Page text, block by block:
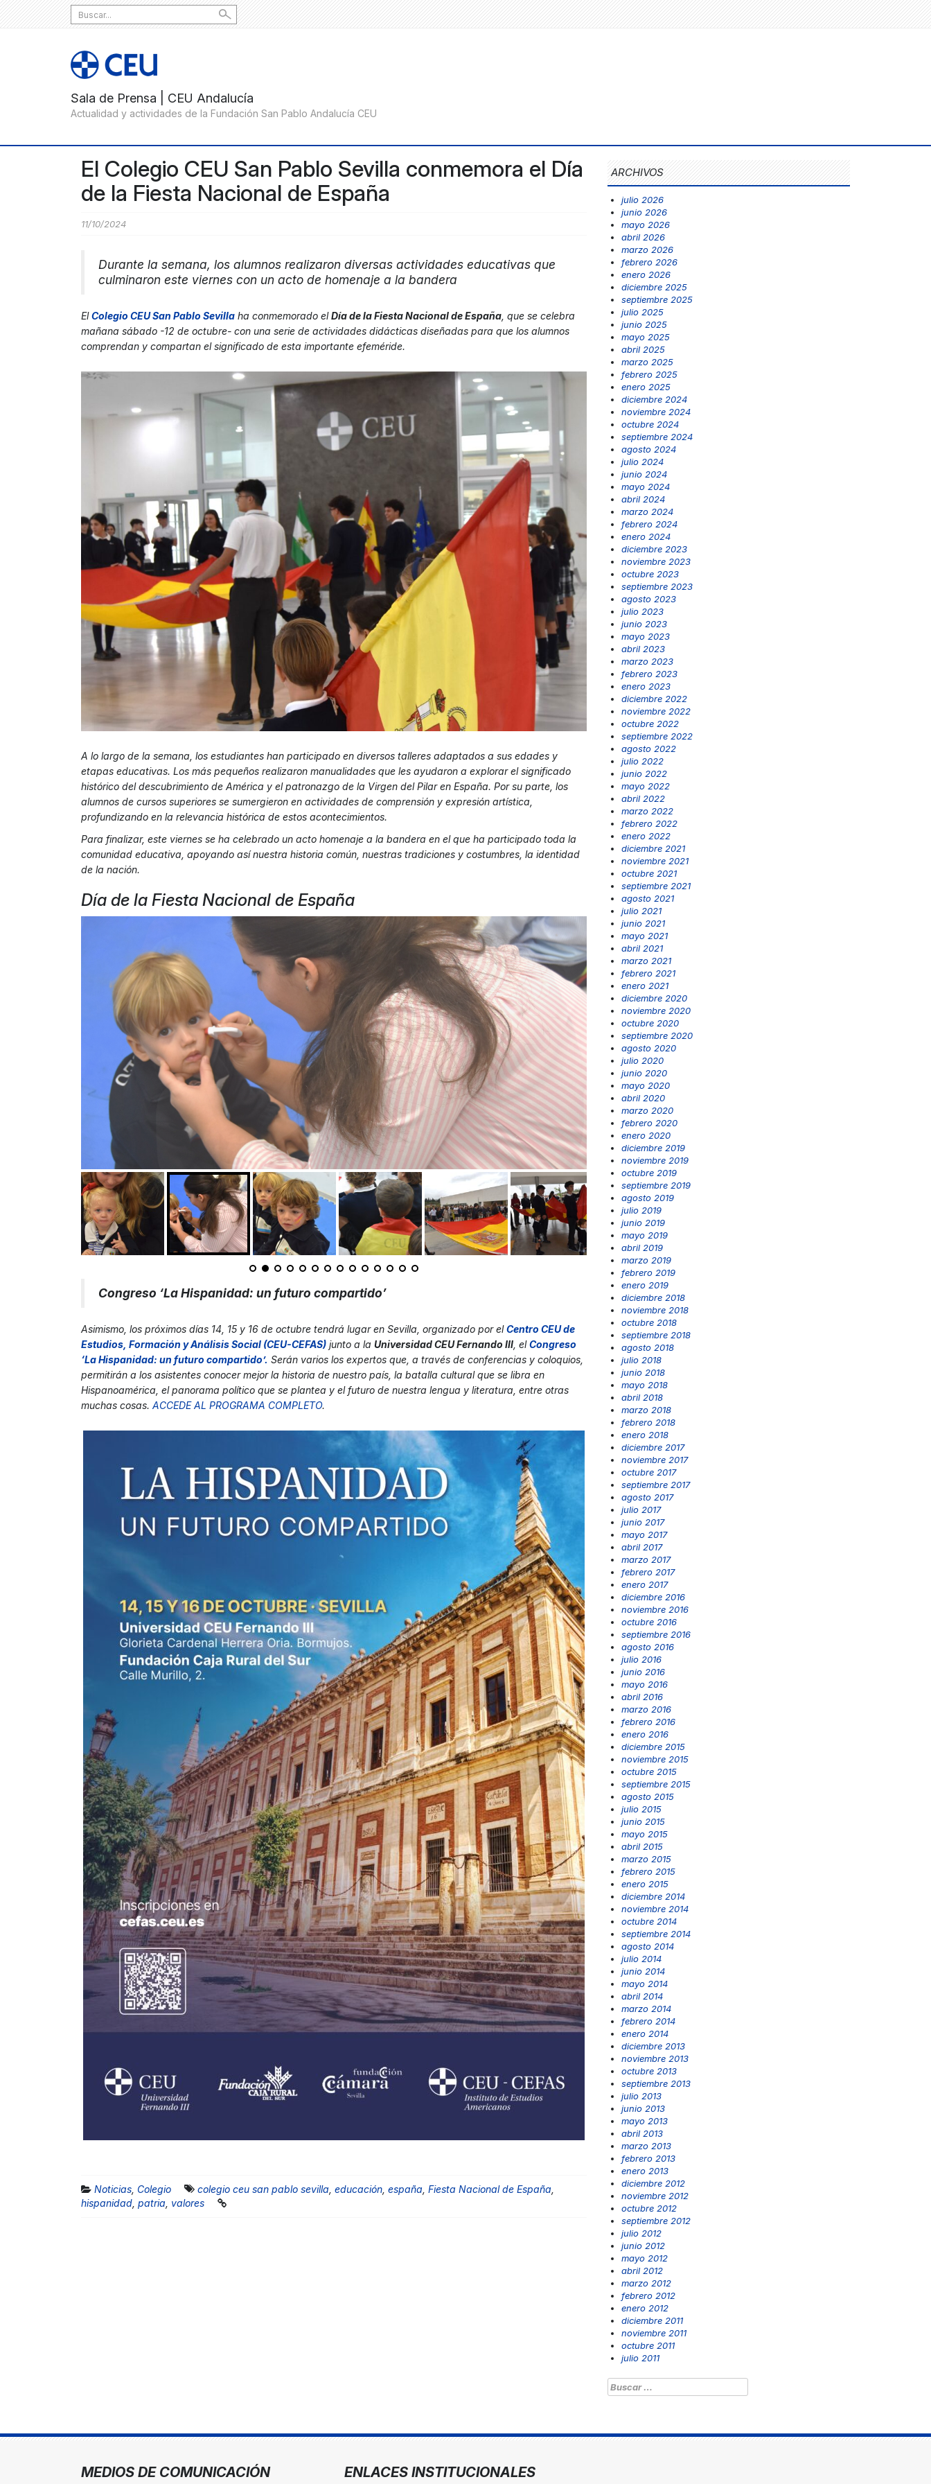
Search
for:
El Colegio CEU San Pablo Sevilla conmemora el Día
de la Fiesta Nacional de España
11/10/2024
Durante la semana, los alumnos realizaron diversas actividades educativas que
culminaron este viernes con un acto de homenaje a la bandera
ElColegio CEU San Pablo Sevilla ha conmemorado elDía de la Fiesta Nacional de España , que se celebra
mañana sábado -12 de octubre- con una serie de actividades didácticas diseñadas para que los alumnos
comprendan y compartan el significado de esta importante efeméride.
A lo largo de la semana, los estudiantes han participado en diversos talleres adaptados a sus edades y
etapas educativas. Los más pequeños realizaron manualidades que les ayudaron a explorar el significado
histórico del descubrimiento de América y el patronazgo de la Virgen del Pilar en España. Por su parte, los
alumnos de cursos superiores se sumergieron en actividades de comprensión y expresión artística,
profundizando en la relevancia histórica de estos acontecimientos.
Para finalizar, este viernes se ha celebrado un acto homenaje a la bandera en el que ha participado toda la
comunidad educativa, apoyando así nuestra historia común, nuestras tradiciones y costumbres, la identidad
de la nación.
Día de la Fiesta Nacional de España
Congreso ‘La Hispanidad: un futuro compartido’
Asimismo, los próximos días 14, 15 y 16 de octubre tendrá lugar en Sevilla, organizado por elCentro CEU de
Estudios, Formación y Análisis Social (CEU-CEFAS) junto a la Universidad CEU Fernando III , elCongreso
‘La Hispanidad: un futuro compartido’. Serán varios los expertos que, a través de conferencias y coloquios,
permitirán a los asistentes conocer mejor la historia de nuestro país, la batalla cultural que se libra en
Hispanoamérica, el panorama político que se plantea y el futuro de nuestra lengua y literatura, entre otras
muchas cosas. ACCEDE AL PROGRAMA COMPLETO.
Noticias Colegio colegio ceu san pablo sevilla educación españa Fiesta Nacional de España
hispanidad patria valores
ARCHIVOS
julio 2026
junio 2026
mayo 2026
abril 2026
marzo 2026
febrero 2026
enero 2026
diciembre 2025
septiembre 2025
julio 2025
junio 2025
mayo 2025
abril 2025
marzo 2025
febrero 2025
enero 2025
diciembre 2024
noviembre 2024
octubre 2024
septiembre 2024
agosto 2024
julio 2024
junio 2024
mayo 2024
abril 2024
marzo 2024
febrero 2024
enero 2024
diciembre 2023
noviembre 2023
octubre 2023
septiembre 2023
agosto 2023
julio 2023
junio 2023
mayo 2023
abril 2023
marzo 2023
febrero 2023
enero 2023
diciembre 2022
noviembre 2022
octubre 2022
septiembre 2022
agosto 2022
julio 2022
junio 2022
mayo 2022
abril 2022
marzo 2022
febrero 2022
enero 2022
diciembre 2021
noviembre 2021
octubre 2021
septiembre 2021
agosto 2021
julio 2021
junio 2021
mayo 2021
abril 2021
marzo 2021
febrero 2021
enero 2021
diciembre 2020
noviembre 2020
octubre 2020
septiembre 2020
agosto 2020
julio 2020
junio 2020
mayo 2020
abril 2020
marzo 2020
febrero 2020
enero 2020
diciembre 2019
noviembre 2019
octubre 2019
septiembre 2019
agosto 2019
julio 2019
junio 2019
mayo 2019
abril 2019
marzo 2019
febrero 2019
enero 2019
diciembre 2018
noviembre 2018
octubre 2018
septiembre 2018
agosto 2018
julio 2018
junio 2018
mayo 2018
abril 2018
marzo 2018
febrero 2018
enero 2018
diciembre 2017
noviembre 2017
octubre 2017
septiembre 2017
agosto 2017
julio 2017
junio 2017
mayo 2017
abril 2017
marzo 2017
febrero 2017
enero 2017
diciembre 2016
noviembre 2016
octubre 2016
septiembre 2016
agosto 2016
julio 2016
junio 2016
mayo 2016
abril 2016
marzo 2016
febrero 2016
enero 2016
diciembre 2015
noviembre 2015
octubre 2015
septiembre 2015
agosto 2015
julio 2015
junio 2015
mayo 2015
abril 2015
marzo 2015
febrero 2015
enero 2015
diciembre 2014
noviembre 2014
octubre 2014
septiembre 2014
agosto 2014
julio 2014
junio 2014
mayo 2014
abril 2014
marzo 2014
febrero 2014
enero 2014
diciembre 2013
noviembre 2013
octubre 2013
septiembre 2013
julio 2013
junio 2013
mayo 2013
abril 2013
marzo 2013
febrero 2013
enero 2013
diciembre 2012
noviembre 2012
octubre 2012
septiembre 2012
julio 2012
junio 2012
mayo 2012
abril 2012
marzo 2012
febrero 2012
enero 2012
diciembre 2011
noviembre 2011
octubre 2011
julio 2011
Buscar:
MEDIOS DE COMUNICACIÓN ENLACES INSTITUCIONALES